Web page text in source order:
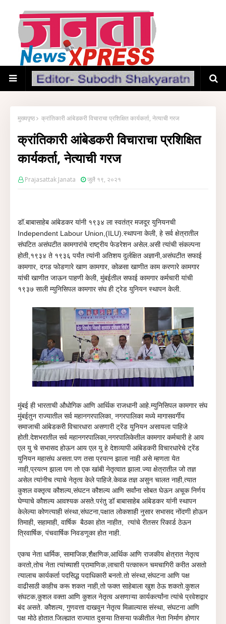
मुख्यपृष्ठ क्रांतिकारी आंबेडकरी विचाराचा प्रशिक्षित कार्यकर्ता, नेत्याची गरज
क्रांतिकारी आंबेडकरी विचाराचा प्रशिक्षित
कार्यकर्ता, नेत्याची गरज
Prajasattak Janata जुलै १९, २०२१
डॉ.बाबासाहेब आंबेडकर यांनी १९३४ ला स्वतंत्र मजदूर युनियनची
Independent Labour Union,(ILU). स्थापना केली, हे सर्व क्षेत्रातील
संघटित असंघटीत कामगारांचे राष्ट्रीय फेडरेशन असेल.असी त्यांची संकल्पना
होती,१९३४ ते १९३६ पर्यंत त्यांनी अतिशय दुर्लक्षित अज्ञानी,असंघटीत सफाई
कामगार, दगड फोडणारे खाण कामगार, कोळसा खाणीत काम करणारे कामगार
यांची खाणीत जाऊन पाहणी केली, मुंबईतील सफाई कामगार कर्मचारी यांची
१९३७ साली म्युनिसिपल कामगार संघ ही ट्रेड युनियन स्थापन केली.
मुंबई ही भारताची औधोगिक आणि आर्थिक राजधानी आहे.म्युनिसिपल कामगार संघ
मुंबईतुन राज्यातील सर्व महानगरपालिका, नगरपालिका मध्ये मागासवर्गीय
समाजाची आंबेडकरी विचारधारा असणारी ट्रेंड युनियन असायला पाहिजे
होती.देशभरातील सर्व महानगरपालिका,नगरपालिकेतील कामगार कर्मचारी हे आय
एल यु चे सभासद होऊन आय एल यु हे देशव्यापी आंबेडकरी विचारधारेचे ट्रेंड
युनियन महासंघअसता.पण तसा प्रयत्न झाला नाही असे म्हणता येत
नाही,प्रयत्न झाला पण तो एक खांबी नेतृत्वात झाला.ज्या क्षेत्रातील जो तज्ञ
असेल त्यांनीच त्याचे नेतृत्व केले पाहिजे.केवळ तज्ञ असुन चालत नाही,त्यात
कुशल वक्तृत्व कौशल्य,संघटन कौशल्य आणि सर्वांना सोबत घेऊन अचूक निर्णय
घेण्याचे कौशल्य आवश्यक असते.परंतु डॉ बाबासाहेब आंबेडकर यांनी स्थापन
केलेल्या कोणत्याही संस्था,संघटना,पक्षात लोकशाही नुसार सभासद नोंदणी होऊन
तिमाही, सहामाही, वार्षिक बैठका होत नाहीत, त्यांचे रीतसर रिकार्ड ठेऊन
त्रिवार्षिक, पंचवार्षिक निवडणूका होत नाही.
एकच नेता धार्मिक, सामाजिक,शैक्षणिक,आर्थिक आणि राजकीय क्षेत्रात नेतृत्व
करतो,तोच नेता त्यांच्याशी प्रामाणिक,लाचारी पत्कारून चमचागिरी करीत असतो
त्यालाच कार्यकर्ता पदसिद्ध पदाधिकारी बनतो.तो संस्था,संघटना आणि पक्ष
वाढीसाठी काहीच करू शकत नाही,तो फक्त साहेबाला खुश ठेऊ शकतो.कुशल
संघटक,कुशल वक्ता आणि कुशल नेतृत्व असणाऱ्या कार्यकर्त्यांना त्यांचे प्रवेशद्वार
बंद असते. कौशल्य, गुणवत्ता दाखवुन नेतृत्व मिळाल्यास संस्था, संघटना आणि
पक्ष मोठे होतात.जिल्ह्यात राज्यात दुसऱ्या तिसऱ्या फळीतील नेता निर्माण होणार